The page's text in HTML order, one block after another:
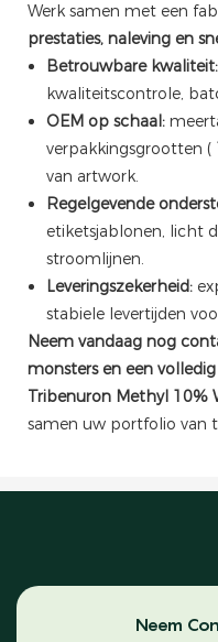
Werk samen met een
prestaties, naleving en
Betrouwbare kwaliteit:
kwaliteitscontrole,
OEM op schaal:
verpakkingsgrootten (
van artwork.
Regelgevende
etiketsjablonen, licht
stroomlijnen.
Leveringszekerheid:
stabiele levertijden
Neem vandaag nog
monsters en een
Tribenuron Methyl 10%
samen uw portfolio van
Neem